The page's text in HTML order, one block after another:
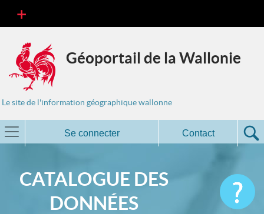
Géoportail de la Wallonie
Le site de l'information géographique wallonne
Se connecter Contact
CATALOGUE DES
DONNÉES